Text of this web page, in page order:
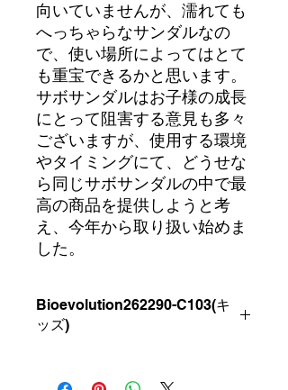
向いていませんが、濡れても
へっちゃらなサンダルなの
で、使い場所によってはとて
も重宝できるかと思います。
サボサンダルはお子様の成長
にとって阻害する意見も多々
ございますが、使用する環境
やタイミングにて、どうせな
ら同じサボサンダルの中で最
高の商品を提供しようと考
え、今年から取り扱い始めま
した。
Bioevolution262290-C103(キ
ッズ)